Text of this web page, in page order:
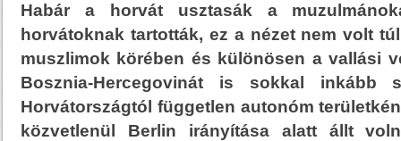
Habár a horvát usztasák a
horvátoknak tartották, ez a nézet nem volt
muszlimok körében és különösen a vallási
Bosznia-Hercegovinát is sokkal inkább
Horvátországtól független autonóm
közvetlenül Berlin irányítása alatt állt